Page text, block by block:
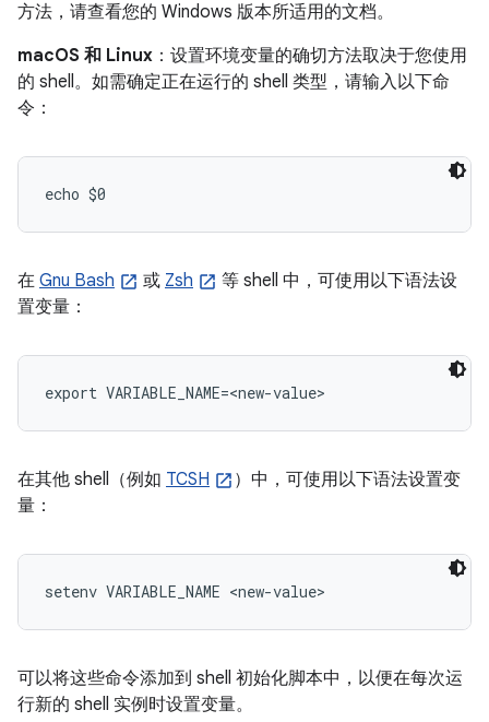
方法，请查看您的 Windows 版本所适用的文档。
macOS 和 Linux ：设置环境变量的确切方法取决于您使用
的 shell。如需确定正在运行的 shell 类型，请输入以下命
令：
echo $0
在 Gnu Bash 或 Zsh
等 shell 中，可使用以下语法设
置变量：
export VARIABLE_NAME=<new-value>
在其他 shell（例如 TCSH
）中，可使用以下语法设置变
量：
setenv VARIABLE_NAME <new-value>
可以将这些命令添加到 shell 初始化脚本中，以便在每次运
行新的 shell 实例时设置变量。